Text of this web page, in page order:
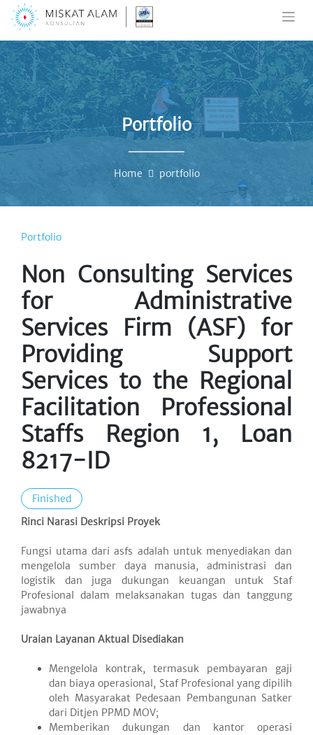
content
Portfolio
Home portfolio
Portfolio
Non Consulting Services
for Administrative
Services Firm (ASF) for
Providing Support
Services to the Regional
Facilitation Professional
Staffs Region 1, Loan
8217-ID
Finished
Rinci Narasi Deskripsi Proyek
Fungsi utama dari asfs adalah untuk menyediakan dan
mengelola sumber daya manusia, administrasi dan
logistik dan juga dukungan keuangan untuk Staf
Profesional dalam melaksanakan tugas dan tanggung
jawabnya
Uraian Layanan Aktual Disediakan
Mengelola kontrak, termasuk pembayaran gaji
dan biaya operasional, Staf Profesional yang dipilih
oleh Masyarakat Pedesaan Pembangunan Satker
dari Ditjen PPMD ​​MOV;
Memberikan dukungan dan kantor operasi